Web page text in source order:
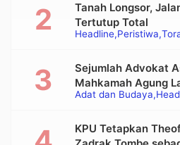
Headline Peristiwa
Tanah Longsor,
Tertutup Total
Adat dan Budaya
Sejumlah Advokat
Mahkamah Agung
Alat Berat pada
KPU Tetapkan